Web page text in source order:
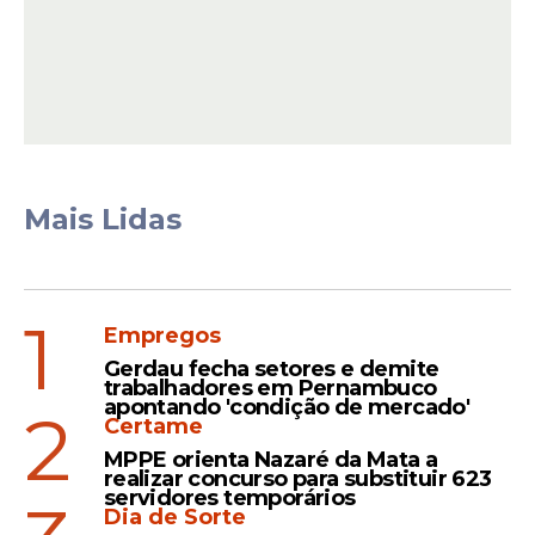
recuperar bom futebol
Caiu!
Roger Silva não convence e
acaba demitido do Sport
Mais Lidas
1
Empregos
Gerdau fecha setores e demite
trabalhadores em Pernambuco
apontando 'condição de mercado'
2
Certame
MPPE orienta Nazaré da Mata a
realizar concurso para substituir 623
servidores temporários
Dia de Sorte